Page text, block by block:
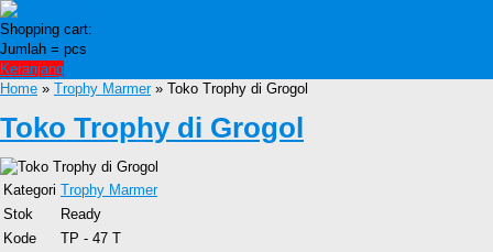
Shopping cart:
Jumlah = pcs
Keranjang
Home » Trophy Marmer» Toko Trophy di Grogol
Toko Trophy di Grogol
Kategori Trophy Marmer
Stok
Ready
Kode
TP - 47 T